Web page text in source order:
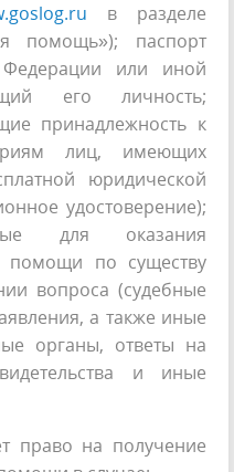
в разделе
помощь»); паспорт
Федерации или иной
его личность;
принадлежность к
лиц, имеющих
юридической
удостоверение);
для оказания
помощи по существу
вопроса (судебные
а также иные
органы, ответы на
и иные
на получение